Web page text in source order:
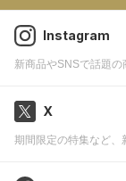
Instagram
新商品やSNSで話題の
X
期間限定の特集など、